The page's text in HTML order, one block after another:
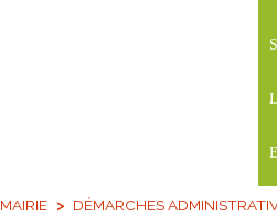
MAIRIE
DÉMARCHES